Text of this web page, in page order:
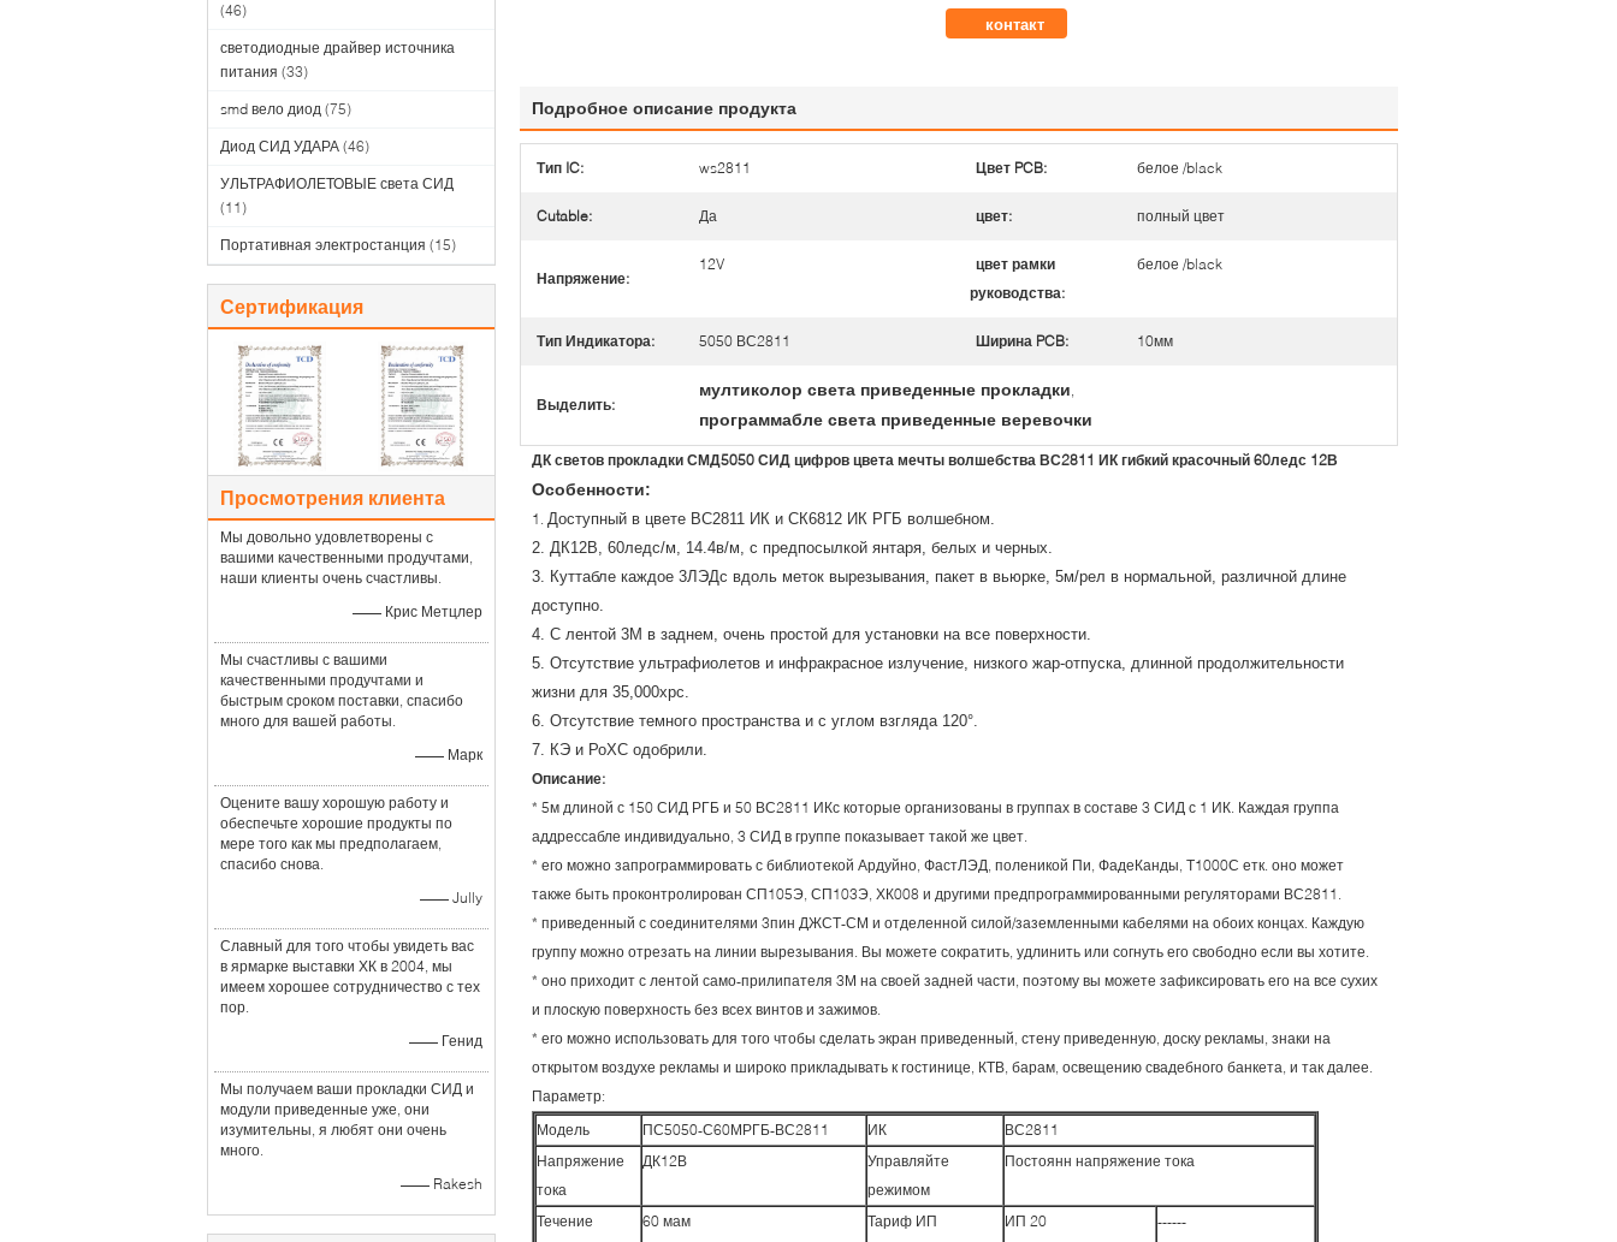
(46)
светодиодные драйвер источника
питания (33)
smd вело диод (75)
Диод СИД УДАРА (46)
УЛЬТРАФИОЛЕТОВЫЕ света СИД
(11)
Портативная электростанция (15)
Сертификация
Просмотрения клиента
Мы довольно удовлетворены с
вашими качественными продучтами,
наши клиенты очень счастливы.
—— Крис Метцлер
Мы счастливы с вашими
качественными продучтами и
быстрым сроком поставки, спасибо
много для вашей работы.
—— Марк
Оцените вашу хорошую работу и
обеспечьте хорошие продукты по
мере того как мы предполагаем,
спасибо снова.
—— Jully
Славный для того чтобы увидеть вас
в ярмарке выставки ХК в 2004, мы
имеем хорошее сотрудничество с тех
пор.
—— Генид
Мы получаем ваши прокладки СИД и
модули приведенные уже, они
изумительны, я любят они очень
много.
—— Rakesh
контакт
Подробное описание продукта
Тип IC: ws2811 Цвет PCB: белое /black
Cutable: Да цвет: полный цвет
Напряжение:
12V
цвет рамки
руководства:
белое /black
Тип Индикатора: 5050 ВС2811 Ширина PCB: 10мм
Выделить:
мултиколор света приведенные прокладки,
программабле света приведенные веревочки
ДК светов прокладки СМД5050 СИД цифров цвета мечты волшебства ВС2811 ИК гибкий красочный 60ледс 12В
Особенности:
1. Доступный в цвете ВС2811 ИК и СК6812 ИК РГБ волшебном.
2. ДК12В, 60ледс/м, 14.4в/м, с предпосылкой янтаря, белых и черных.
3. Куттабле каждое 3ЛЭДс вдоль меток вырезывания, пакет в вьюрке, 5м/рел в нормальной, различной длине
доступно.
4. С лентой 3М в заднем, очень простой для установки на все поверхности.
5. Отсутствие ультрафиолетов и инфракрасное излучение, низкого жар-отпуска, длинной продолжительности
жизни для 35,000хрс.
6. Отсутствие темного пространства и с углом взгляда 120°.
7. КЭ и РоХС одобрили.
Описание:
* 5м длиной с 150 СИД РГБ и 50 ВС2811 ИКс которые организованы в группах в составе 3 СИД с 1 ИК. Каждая группа
аддрессабле индивидуально, 3 СИД в группе показывает такой же цвет.
* его можно запрограммировать с библиотекой Ардуйно, ФастЛЭД, поленикой Пи, ФадеКанды, Т1000С етк. оно может
также быть проконтролирован СП105Э, СП103Э, ХК008 и другими предпрограммированными регуляторами ВС2811.
* приведенный с соединителями 3пин ДЖСТ-СМ и отделенной силой/заземленными кабелями на обоих концах. Каждую
группу можно отрезать на линии вырезывания. Вы можете сократить, удлинить или согнуть его свободно если вы хотите.
* оно приходит с лентой само-прилипателя 3М на своей задней части, поэтому вы можете зафиксировать его на все сухих
и плоскую поверхность без всех винтов и зажимов.
* его можно использовать для того чтобы сделать экран приведенный, стену приведенную, доску рекламы, знаки на
открытом воздухе рекламы и широко прикладывать к гостинице, КТВ, барам, освещению свадебного банкета, и так далее.
Параметр:
Модель
ПС5050-С60МРГБ-ВС2811 ИК
ВС2811
Напряжение
тока
ДК12В
Управляйте
режимом
Постоянн напряжение тока
Течение
60 мам Тариф ИП ИП 20 ------